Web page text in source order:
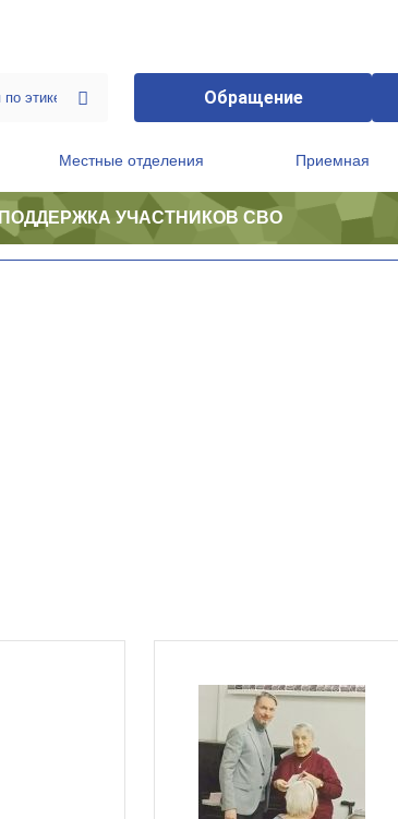
Обращение
Местные отделения Приемная
ПОДДЕРЖКА УЧАСТНИКОВ СВО